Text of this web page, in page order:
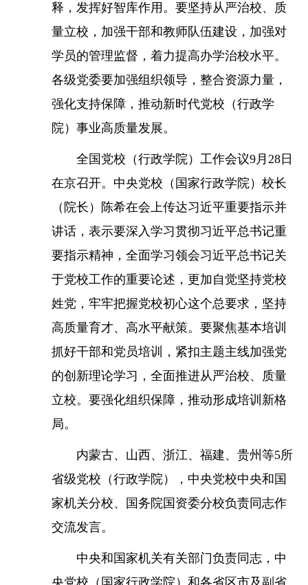
释，发挥好智库作用。要坚持从严治校、质
量立校，加强干部和教师队伍建设，加强对
学员的管理监督，着力提高办学治校水平。
各级党委要加强组织领导，整合资源力量，
强化支持保障，推动新时代党校（行政学
院）事业高质量发展。
全国党校（行政学院）工作会议9月28日
在京召开。中央党校（国家行政学院）校长
（院长）陈希在会上传达习近平重要指示并
讲话，表示要深入学习贯彻习近平总书记重
要指示精神，全面学习领会习近平总书记关
于党校工作的重要论述，更加自觉坚持党校
姓党，牢牢把握党校初心这个总要求，坚持
高质量育才、高水平献策。要聚焦基本培训
抓好干部和党员培训，紧扣主题主线加强党
的创新理论学习，全面推进从严治校、质量
立校。要强化组织保障，推动形成培训新格
局。
内蒙古、山西、浙江、福建、贵州等5所
省级党校（行政学院），中央党校中央和国
家机关分校、国务院国资委分校负责同志作
交流发言。
中央和国家机关有关部门负责同志，中